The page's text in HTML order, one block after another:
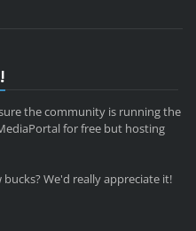
the community is running the
for free but hosting
We'd really appreciate it!